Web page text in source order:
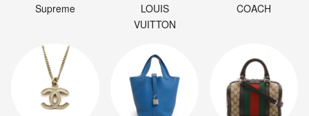
Supreme
LOUIS
VUITTON
COACH